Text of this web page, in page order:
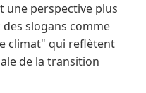
une perspective plus
slogans comme
climat" qui reflètent
de la transition